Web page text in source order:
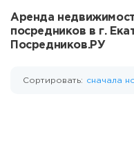
Аренда
посредников в г.
Посредников.РУ
Сортировать: сначала